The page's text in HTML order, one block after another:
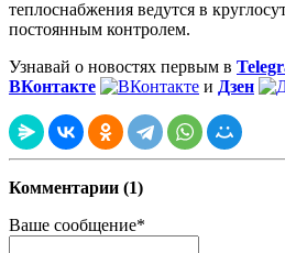
теплоснабжения ведутся в
постоянным контролем.
Узнавай о новостях первым в
ВКонтакте
и Дзен
Комментарии (1)
Ваше сообщение*